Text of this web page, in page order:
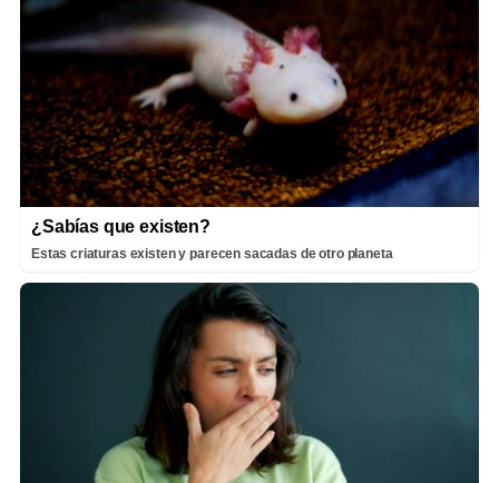
¿Sabías que existen?
Estas criaturas existen y parecen sacadas de otro planeta